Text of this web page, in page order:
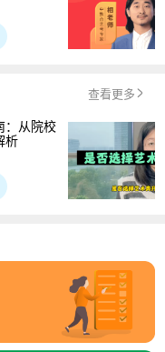
查看更多
：从院校
析